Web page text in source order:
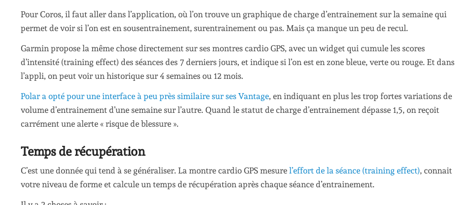
Pour Coros, il faut aller dans l’application, où l’on trouve un graphique de charge d’entrainement sur la semaine qui
permet de voir si l’on est en sousentrainement, surentrainement ou pas. Mais ça manque un peu de recul.
Garmin propose la même chose directement sur ses montres cardio GPS, avec un widget qui cumule les scores
d’intensité (training effect) des séances des 7 derniers jours, et indique si l’on est en zone bleue, verte ou rouge. Et dans
l’appli, on peut voir un historique sur 4 semaines ou 12 mois.
Polar a opté pour une interface à peu près similaire sur ses Vantage, en indiquant en plus les trop fortes variations de
volume d’entrainement d’une semaine sur l’autre. Quand le statut de charge d’entrainement dépasse 1,5, on reçoit
carrément une alerte « risque de blessure ».
Temps de récupération
C’est une donnée qui tend à se généraliser. La montre cardio GPS mesure l’effort de la séance (training effect), connait
votre niveau de forme et calcule un temps de récupération après chaque séance d’entrainement.